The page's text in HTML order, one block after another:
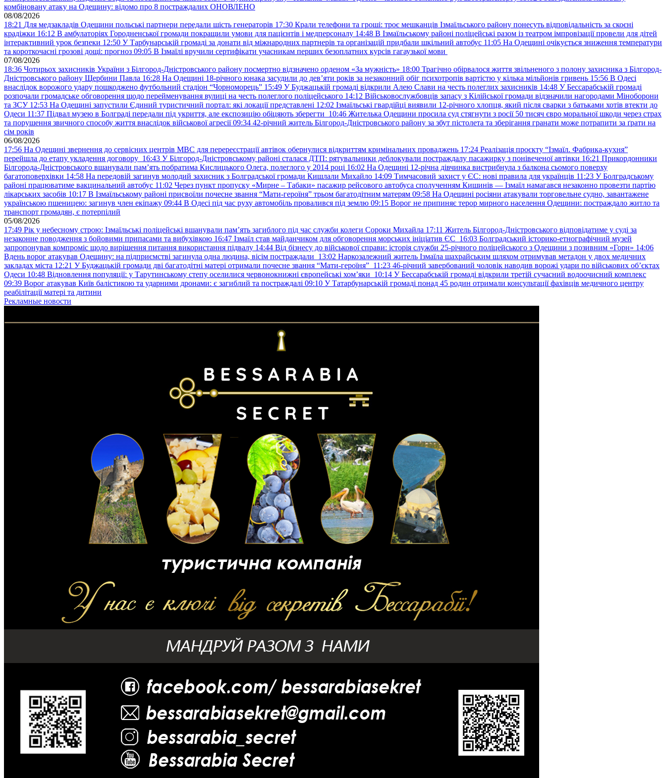
комбіновану атаку на Одещину: відомо про 8 постраждалих ОНОВЛЕНО
08/08/2026
18:21 Для медзакладів Одещини польські партнери передали шість генераторів 17:30 Крали телефони та гроші: троє мешканців Ізмаїльського району понесуть відповідальність за скоєні
крадіжки 16:12 В амбулаторіях Городненської громади покращили умови для пацієнтів і медперсоналу 14:48 В Ізмаїльському районі поліцейські разом із театром імпровізації провели для дітей
інтерактивний урок безпеки 12:50 У Тарбунарській громаді за донати від міжнародних партнерів та організацій придбали шкільний автобус 11:05 На Одещині очікується зниження температури
та короткочасні грозові дощі: прогноз 09:05 В Ізмаїлі вручили сертифікати учасникам перших безоплатних курсів гагаузької мови
07/08/2026
18:36 Чотирьох захисників України з Білгород-Дністровського району посмертно відзначено орденом «За мужність» 18:00 Трагічно обірвалося життя звільненого з полону захисника з Білгород-
Дністровського району Щербини Павла 16:28 На Одещині 18-річного юнака засудили до дев’яти років за незаконний обіг психотропів вартістю у кілька мільйонів гривень 15:56 В Одесі
внаслідок ворожого удару пошкоджено футбольний стадіон “Чорноморець” 15:49 У Буджацькій громаді відкрили Алею Слави на честь полеглих захисників 14:48 У Бессарабській громаді
розпочали громадське обговорення щодо перейменування вулиці на честь полеглого поліцейського 14:12 Військовослужбовців запасу з Кілійської громади відзначили нагородами Міноборони
та ЗСУ 12:53 На Одещині запустили Єдиний туристичний портал: які локації представлені 12:02 Ізмаїльські гвардійці виявили 12-річного хлопця, який після сварки з батьками хотів втекти до
Одеси 11:37 Підвал музею в Болграді передали під укриття, але експозицію обіцяють зберегти 10:46 Жителька Одещини просила суд стягнути з росії 50 тисяч євро моральної шкоди через страх
та порушення звичного способу життя внаслідок військової агресії 09:34 42-річний житель Білгород-Дністровського району за збут пістолета та зберігання гранати може потрапити за ґрати на
сім років
06/08/2026
17:56 На Одещині звернення до сервісних центрів МВС для перереєстрації автівок обернулися відкриттям кримінальних проваджень 17:24 Реалізація проєкту “Ізмаїл. Фабрика-кухня”
перейшла до етапу укладення договору 16:43 У Білгород-Дністровському районі сталася ДТП: рятувальники деблокували постраждалу пасажирку з понівеченої автівки 16:21 Прикордонники
Білгорода-Дністровського вшанували пам’ять побратима Кислицького Олега, полеглого у 2014 році 16:02 На Одещині 12-річна дівчинка вистрибнула з балкона сьомого поверху
багатоповерхівки 14:58 На передовій загинув молодий захисник з Болградської громади Кишлали Михайло 14:09 Тимчасовий захист у ЄС: нові правила для українців 11:23 У Болградському
районі працюватиме вакцинальний автобус 11:02 Через пункт пропуску «Мирне – Табаки» пасажир рейсового автобуса сполученням Кишинів — Ізмаїл намагався незаконно провезти партію
лікарських засобів 10:17 В Ізмаїльському районі присвоїли почесне звання “Мати-героїня” трьом багатодітним матерям 09:58 На Одещині росіяни атакували торговельне судно, завантажене
українською пшеницею: загинув член екіпажу 09:44 В Одесі під час руху автомобіль провалився під землю 09:15 Ворог не припиняє терор мирного населення Одещини: постраждало житло та
транспорт громадян, є потерпілий
05/08/2026
17:49 Рік у небесному строю: Ізмаїльські поліцейські вшанували пам’ять загиблого під час служби колеги Сороки Михайла 17:11 Житель Білгород-Дністровського відповідатиме у суді за
незаконне поводження з бойовими припасами та вибухівкою 16:47 Ізмаїл став майданчиком для обговорення морських ініціатив ЄС 16:03 Болградський історико-етнографічний музей
запропонував компроміс щодо вирішення питання використання підвалу 14:44 Від бізнесу до військової справи: історія служби 25-річного поліцейського з Одещини з позивним «Горн» 14:06
Вдень ворог атакував Одещину: на підприємстві загинула одна людина, вісім постраждали 13:02 Наркозалежний житель Ізмаїла шахрайським шляхом отримував метадон у двох медичних
закладах міста 12:21 У Буджацькій громади дві багатодітні матері отримали почесне звання “Мати-героїня” 11:23 46-річний завербований чоловік наводив ворожі удари по військових обʼєктах
Одеси 10:48 Відновлення популяції: у Тарутинському степу оселилися червонокнижні європейські хом’яки 10:14 У Бессарабській громаді відкрили третій сучасний водоочисний комплекс
09:39 Ворог атакував Київ балістикою та ударними дронами: є загиблий та постраждалі 09:10 У Татарбунарській громаді понад 45 родин отримали консультації фахівців медичного центру
реабілітації матері та дитини
Рекламные новости